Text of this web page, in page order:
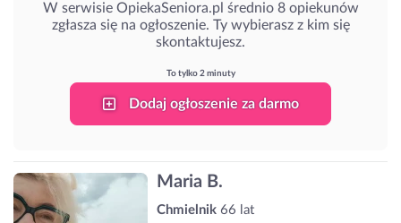
W serwisie OpiekaSeniora.pl średnio 8 opiekunów
zgłasza się na ogłoszenie. Ty wybierasz z kim się
skontaktujesz.
To tylko 2 minuty
Dodaj ogłoszenie za darmo
Maria B.
Chmielnik 66 lat